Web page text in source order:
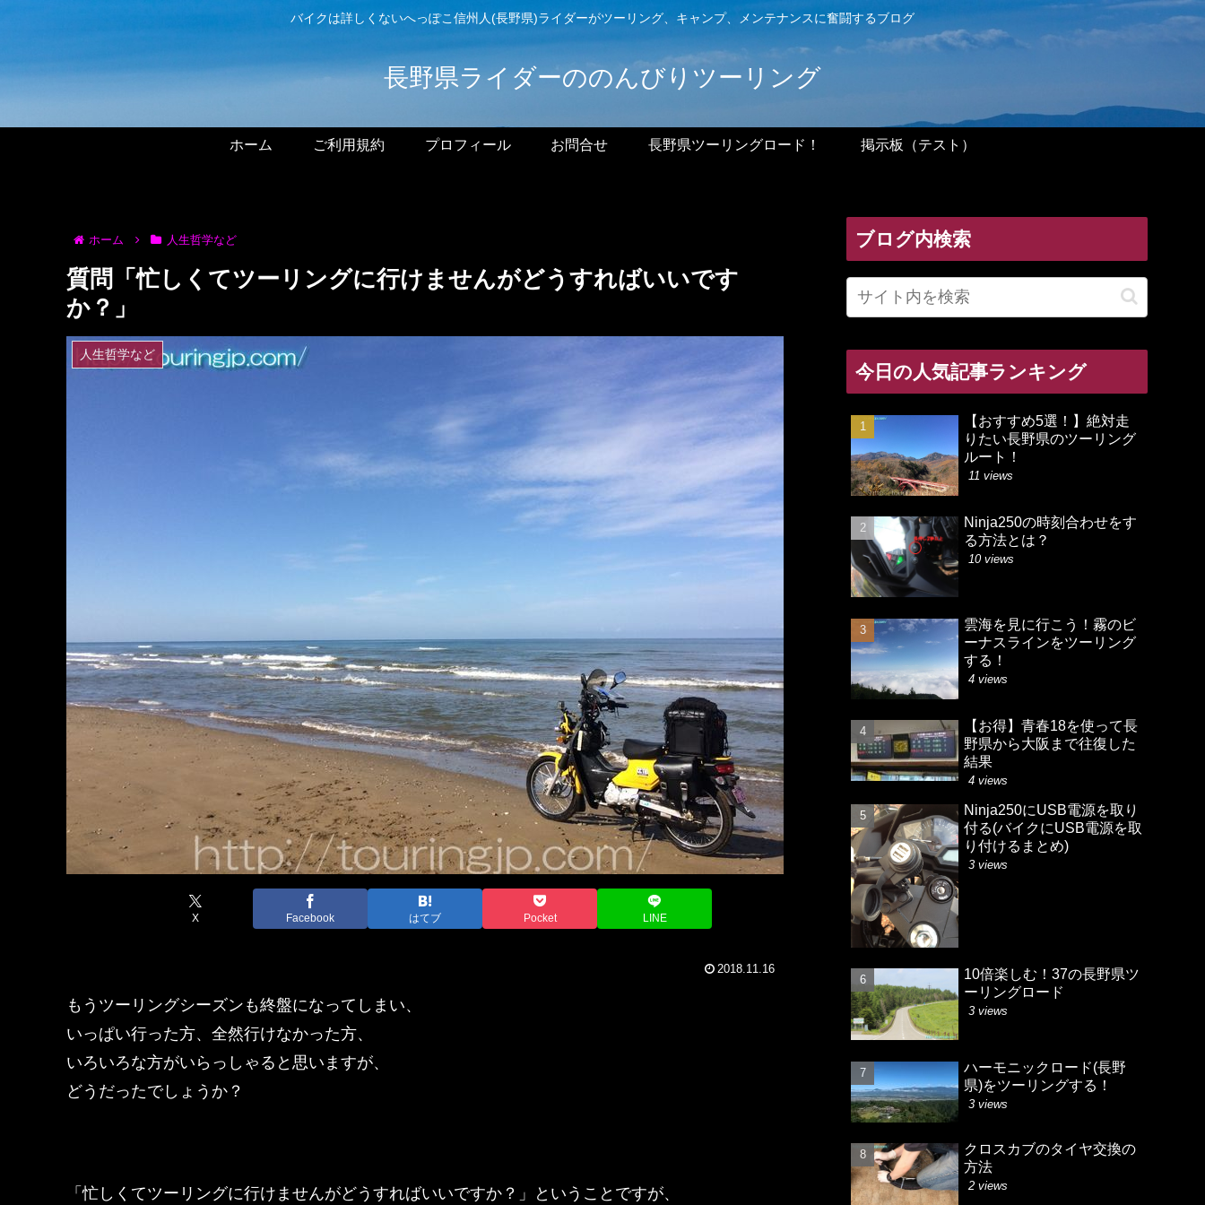
バイクは詳しくないへっぽこ信州人(長野県)ライダーがツーリング、キャンプ、メンテナンスに奮闘するブログ
長野県ライダーののんびりツーリング
ホーム ご利用規約 プロフィール お問合せ 長野県ツーリングロード！ 掲示板（テスト）
ホーム 人生哲学など
質問「忙しくてツーリングに行けませんがどうすればいいです
か？」
人生哲学など
X Facebook はてブ Pocket LINE
2018.11.16
もうツーリングシーズンも終盤になってしまい、
いっぱい行った方、全然行けなかった方、
いろいろな方がいらっしゃると思いますが、
どうだったでしょうか？
「忙しくてツーリングに行けませんがどうすればいいですか？」ということですが、
ブログ内検索
今日の人気記事ランキング
【おすすめ5選！】絶対走
りたい長野県のツーリング
ルート！
11 views
Ninja250の時刻合わせをす
る方法とは？
10 views
雲海を見に行こう！霧のビ
ーナスラインをツーリング
する！
4 views
【お得】青春18を使って長
野県から大阪まで往復した
結果
4 views
Ninja250にUSB電源を取り
付る(バイクにUSB電源を取
り付けるまとめ)
3 views
10倍楽しむ！37の長野県ツ
ーリングロード
3 views
ハーモニックロード(長野
県)をツーリングする！
3 views
クロスカブのタイヤ交換の
方法
2 views